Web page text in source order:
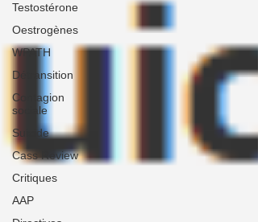
Testostérone
Oestrogènes
WPATH
Détransition
Contagion
sociale
Suicide
Cass Review
Critiques
AAP